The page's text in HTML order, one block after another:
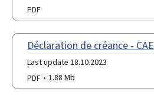
PDF
Déclaration de créance - CAE
Last update 18.10.2023
PDF
1.88 Mb